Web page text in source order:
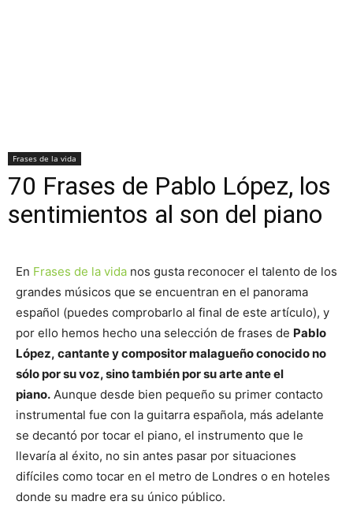
Frases de la vida
70 Frases de Pablo López, los
sentimientos al son del piano
En Frases de la vida nos gusta reconocer el talento de los
grandes músicos que se encuentran en el panorama
español (puedes comprobarlo al final de este artículo), y
por ello hemos hecho una selección de frases de Pablo
López, cantante y compositor malagueño conocido no
sólo por su voz, sino también por su arte ante el
piano. Aunque desde bien pequeño su primer contacto
instrumental fue con la guitarra española, más adelante
se decantó por tocar el piano, el instrumento que le
llevaría al éxito, no sin antes pasar por situaciones
difíciles como tocar en el metro de Londres o en hoteles
donde su madre era su único público.